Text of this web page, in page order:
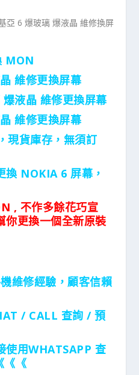
MON
維修更換屏幕
液晶 維修更換屏幕
維修更換屏幕
現貨庫存，無須訂
換 NOKIA 6 屏幕，
, 不作多餘花巧宣
你更換一個全新原裝
維修經驗，顧客信賴
/ CALL 查詢 / 預
使用WHATSAPP 查
《《